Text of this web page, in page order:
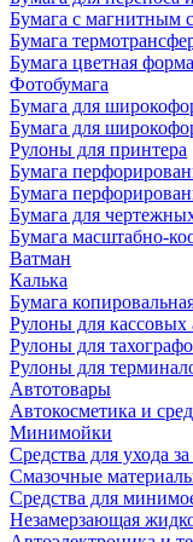
Бумага с магнитным
Бумага
Бумага цветная
Фотобумага
Бумага для
Бумага для
Рулоны для принтера
Бумага
Бумага
Бумага для
Бумага масштабно-
Ватман
Калька
Бумага
Рулоны для кассовых
Рулоны для
Рулоны для
Автотовары
Автокосметика и
Минимойки
Средства для ухода
Смазочные
Средства для
Незамерзающая